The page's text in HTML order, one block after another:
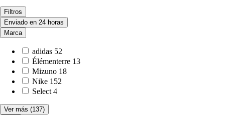
Filtros
Enviado en 24 horas
Marca
adidas 52
Élémenterre 13
Mizuno 18
Nike 152
Select 4
Ver más (137)